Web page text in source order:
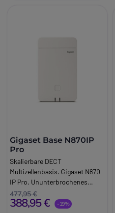
Gigaset Base N870IP
Pro
Skalierbare DECT
Multizellenbasis. Gigaset N870
IP Pro. Ununterbrochenes
Roaming und Handover. LDAP
Telefonbuch(e).
477,95 €
388,95 € -19%